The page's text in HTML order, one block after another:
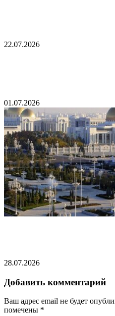
22.07.2026
01.07.2026
28.07.2026
Добавить комментарий
Ваш адрес email не будет
помечены *